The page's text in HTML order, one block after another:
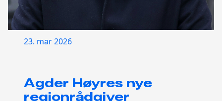
23. mar 2026
Agder Høyres nye
regionrådgiver